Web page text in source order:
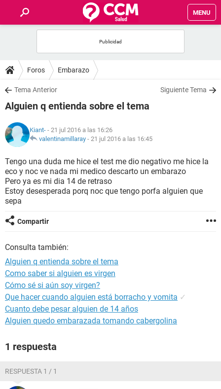
MENU
FOROS
SALUD
FAMILIA
NUTRICIÓN
BIENESTAR
SEXUALIDAD
GLOSARIO
Foros Embarazo
Tema Anterior Siguiente Tema
Alguien q entienda sobre el tema
Kiant- - 21 jul 2016 a las 16:26
valentinamillaray - 21 jul 2016 a las 16:45
Tengo una duda me hice el test me dio negativo me hice la
eco y noc ve nada mi medico descarto un embarazo
Pero ya es mi dia 14 de retraso
Estoy desesperada porq noc que tengo porfa alguien que
sepa
Compartir
Consulta también:
Alguien q entienda sobre el tema
Como saber si alguien es virgen
Cómo sé si aún soy virgen?
Que hacer cuando alguien está borracho y vomita ✓
Cuanto debe pesar alguien de 14 años
Alguien quedo embarazada tomando cabergolina
1 respuesta
RESPUESTA 1 / 1